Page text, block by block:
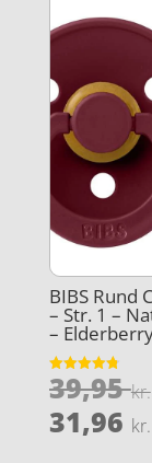
BIBS Rund
– Str. 1 –
–
Vurderet
4.8
39,95kr.
31,96 kr.